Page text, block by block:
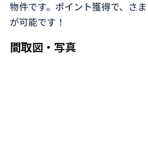
物件です。ポイント獲得で、さ
が可能です！
間取図・写真